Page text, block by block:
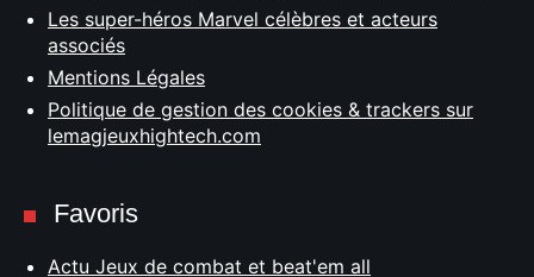
Les super-héros Marvel célèbres et acteurs
associés
Mentions Légales
Politique de gestion des cookies & trackers sur
lemagjeuxhightech.com
Favoris
Actu Jeux de combat et beat'em all